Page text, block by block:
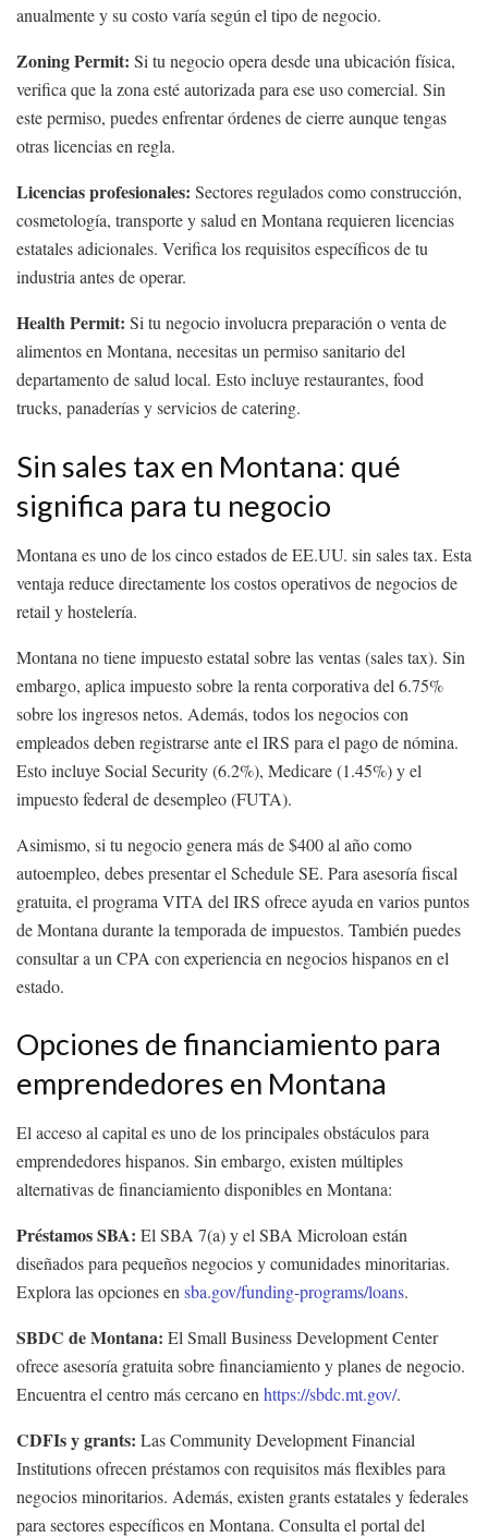
anualmente y su costo varía según el tipo de negocio.
Zoning Permit: Si tu negocio opera desde una ubicación física,
verifica que la zona esté autorizada para ese uso comercial. Sin
este permiso, puedes enfrentar órdenes de cierre aunque tengas
otras licencias en regla.
Licencias profesionales: Sectores regulados como construcción,
cosmetología, transporte y salud en Montana requieren licencias
estatales adicionales. Verifica los requisitos específicos de tu
industria antes de operar.
Health Permit: Si tu negocio involucra preparación o venta de
alimentos en Montana, necesitas un permiso sanitario del
departamento de salud local. Esto incluye restaurantes, food
trucks, panaderías y servicios de catering.
Sin sales tax en Montana: qué
significa para tu negocio
Montana es uno de los cinco estados de EE.UU. sin sales tax. Esta
ventaja reduce directamente los costos operativos de negocios de
retail y hostelería.
Montana no tiene impuesto estatal sobre las ventas (sales tax). Sin
embargo, aplica impuesto sobre la renta corporativa del 6.75%
sobre los ingresos netos. Además, todos los negocios con
empleados deben registrarse ante el IRS para el pago de nómina.
Esto incluye Social Security (6.2%), Medicare (1.45%) y el
impuesto federal de desempleo (FUTA).
Asimismo, si tu negocio genera más de $400 al año como
autoempleo, debes presentar el Schedule SE. Para asesoría fiscal
gratuita, el programa VITA del IRS ofrece ayuda en varios puntos
de Montana durante la temporada de impuestos. También puedes
consultar a un CPA con experiencia en negocios hispanos en el
estado.
Opciones de financiamiento para
emprendedores en Montana
El acceso al capital es uno de los principales obstáculos para
emprendedores hispanos. Sin embargo, existen múltiples
alternativas de financiamiento disponibles en Montana:
Préstamos SBA: El SBA 7(a) y el SBA Microloan están
diseñados para pequeños negocios y comunidades minoritarias.
Explora las opciones en sba.gov/funding-programs/loans.
SBDC de Montana: El Small Business Development Center
ofrece asesoría gratuita sobre financiamiento y planes de negocio.
Encuentra el centro más cercano en https://sbdc.mt.gov/.
CDFIs y grants: Las Community Development Financial
Institutions ofrecen préstamos con requisitos más flexibles para
negocios minoritarios. Además, existen grants estatales y federales
para sectores específicos en Montana. Consulta el portal del